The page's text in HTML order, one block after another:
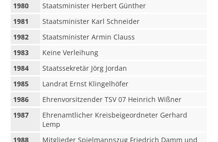
1980
Staatsminister Herbert Günther
1981
Staatsminister Karl Schneider
1982
Staatsminister Armin Clauss
1983
Keine Verleihung
1984
Staatssekretär Jörg Jordan
1985
Landrat Ernst Klingelhöfer
1986
Ehrenvorsitzender TSV 07 Heinrich Wißner
1987
Ehrenamtlicher Kreisbeigeordneter Gerhard
Lemp
1988
Mitglieder Spielmannszug Friedrich Damm und